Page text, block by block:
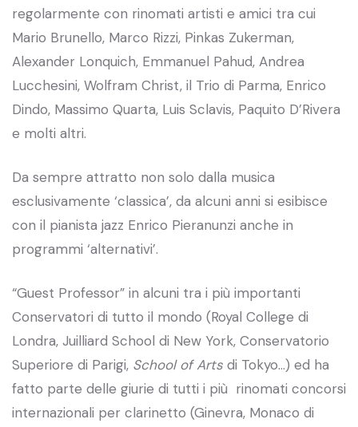
regolarmente con rinomati artisti e amici tra cui
Mario Brunello, Marco Rizzi, Pinkas Zukerman,
Alexander Lonquich, Emmanuel Pahud, Andrea
Lucchesini, Wolfram Christ, il Trio di Parma, Enrico
Dindo, Massimo Quarta, Luis Sclavis, Paquito D’Rivera
e molti altri.
Da sempre attratto non solo dalla musica
esclusivamente ‘classica’, da alcuni anni si esibisce
con il pianista jazz Enrico Pieranunzi anche in
programmi ‘alternativi’.
“Guest Professor” in alcuni tra i più importanti
Conservatori di tutto il mondo (Royal College di
Londra, Juilliard School di New York, Conservatorio
Superiore di Parigi, School of Arts di Tokyo…) ed ha
fatto parte delle giurie di tutti i più rinomati concorsi
internazionali per clarinetto (Ginevra, Monaco di